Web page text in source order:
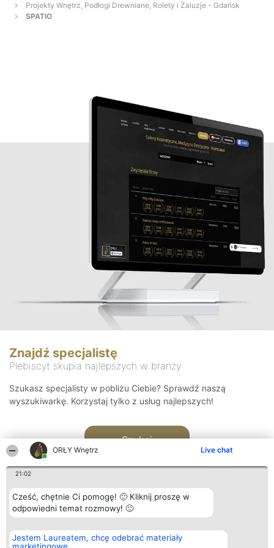
ORŁY Wnętrz Live chat
21:02
Cześć, chętnie Ci pomogę! 🙂 Kliknij proszę w
odpowiedni temat rozmowy! 🙂
Jestem Laureatem, chcę odebrać materiały
Projekty Wnętrz, Podłogi Drewniane, Rolety i Żaluzje - Gdańsk
SPATIO
Znajdź specjalistę
Plebiscyt skupia najlepszych w branży
Szukasz specjalisty w pobliżu Ciebie? Sprawdź naszą
wyszukiwarkę. Korzystaj tylko z usług najlepszych!
Szukaj
Organizator plebiscytu
Bright Side Solutions sp. z o.
Plebiscyt
Laureaci
Kontakt
Kontakt